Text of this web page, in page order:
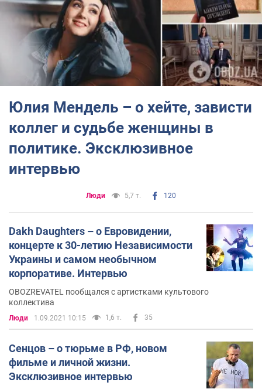
Юлия Мендель – о хейте, зависти
коллег и судьбе женщины в
политике. Эксклюзивное
интервью
Люди 5,7 т. 120
Dakh Daughters – о Евровидении,
концерте к 30-летию Независимости
Украины и самом необычном
корпоративе. Интервью
OBOZREVATEL пообщался с артистками культового
коллектива
Люди 1.09.2021 10:15 1,6 т. 35
Сенцов – о тюрьме в РФ, новом
фильме и личной жизни.
Эксклюзивное интервью